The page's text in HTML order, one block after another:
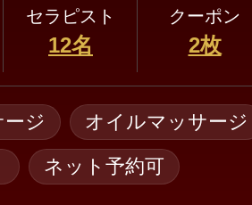
セラピスト
12名
クーポン
2枚
ジ
オイルマッサージ
ネット予約可